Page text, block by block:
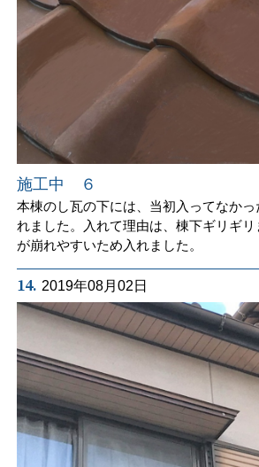
施工中 ６
本棟のし瓦の下には、当初入ってなかっ
れました。入れて理由は、棟下ギリギ
が崩れやすいため入れました。
14. 2019年08月02日